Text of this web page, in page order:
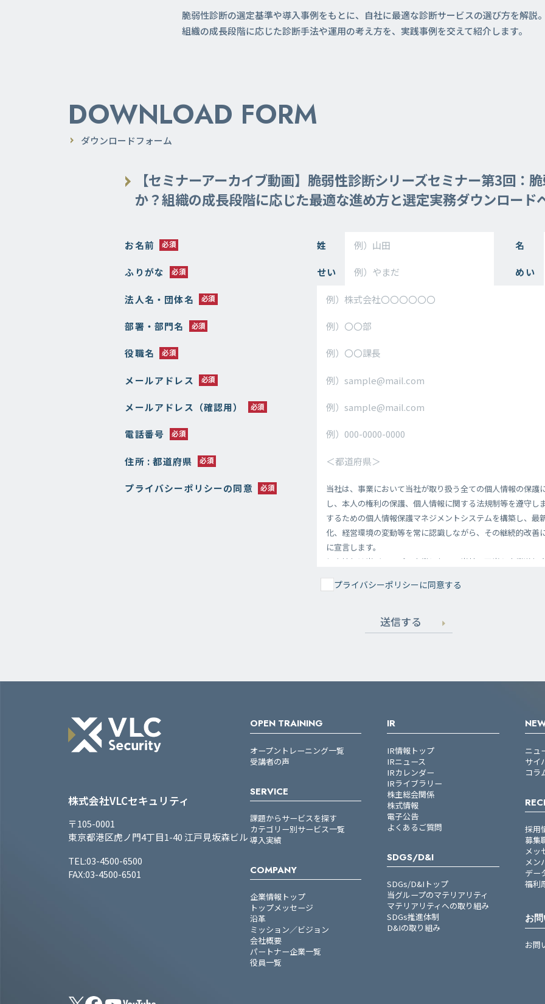
脆弱性診断の選定基準や導入事例をもとに、自社に最適な診断サービスの選び方を解説
組織の成長段階に応じた診断手法や運用の考え方を、実践事例を交えて紹介します。
DOWNLOAD FORM
ダウンロードフォーム
【セミナーアーカイブ動画】脆弱性診断シリーズセミナー第3回：
か？組織の成長段階に応じた最適な進め方と選定実務ダウンロード
お名前 姓 名
ふりがな せい めい
法人名・団体名
部署・部門名
役職名
メールアドレス
メールアドレス（確認用）
電話番号
住所 : 都道府県
プライバシーポリシーの同意
プライバシーポリシーに同意する
送信する
株式会社VLCセキュリティ
〒105-0001
東京都港区虎ノ門4丁目1-40 江戸見坂森ビル
TEL:03-4500-6500
FAX:03-4500-6501
OPEN TRAINING
オープントレーニング一覧
受講者の声
SERVICE
課題からサービスを探す
カテゴリー別サービス一覧
導入実績
COMPANY
企業情報トップ
トップメッセージ
沿革
ミッション／ビジョン
会社概要
パートナー企業一覧
役員一覧
IR
IR情報トップ
IRニュース
IRカレンダー
IRライブラリー
株主総会関係
株式情報
電子公告
よくあるご質問
SDGS/D&I
SDGs/D&Iトップ
当グループのマテリアリティ
マテリアリティへの取り組み
SDGs推進体制
D&Iの取り組み
ニュ
サイ
コラ
採用
募集
メッ
メン
デー
福利
お
お問